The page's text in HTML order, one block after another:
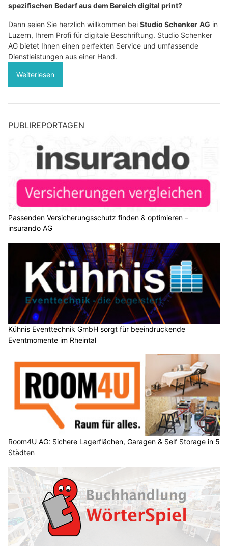
spezifischen Bedarf aus dem Bereich digital print?
Dann seien Sie herzlich willkommen bei Studio Schenker AG in
Luzern, Ihrem Profi für digitale Beschriftung. Studio Schenker
AG bietet Ihnen einen perfekten Service und umfassende
Dienstleistungen aus einer Hand.
Weiterlesen
PUBLIREPORTAGEN
Passenden Versicherungsschutz finden & optimieren –
insurando AG
Kühnis Eventtechnik GmbH sorgt für beeindruckende
Eventmomente im Rheintal
Room4U AG: Sichere Lagerflächen, Garagen & Self Storage in 5
Städten